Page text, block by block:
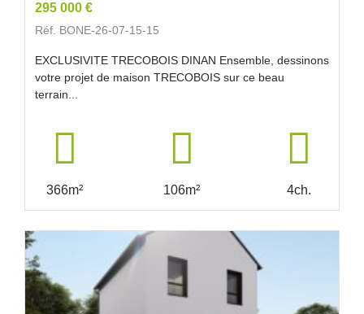
295 000 €
Réf. BONE-26-07-15-15
EXCLUSIVITE TRECOBOIS DINAN Ensemble, dessinons
votre projet de maison TRECOBOIS sur ce beau
terrain...
366m² 106m² 4ch.